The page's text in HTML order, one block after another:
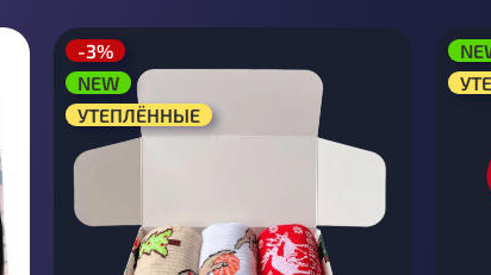
-3%
NEW
УТЕПЛЁННЫЕ